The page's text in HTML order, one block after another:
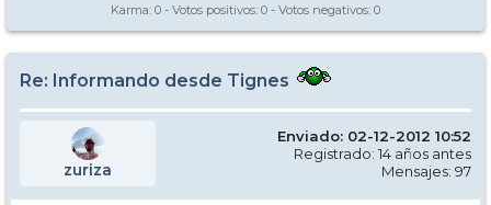
Karma: 0 - Votos positivos: 0 - Votos negativos: 0
Re: Informando desde Tignes
zuriza
Enviado: 02-12-2012 10:52
Registrado: 14 años antes
Mensajes: 97